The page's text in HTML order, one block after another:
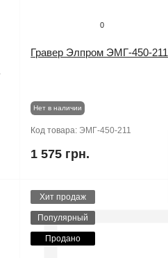
0
Гравер Элпром ЭМГ-450-211
Нет в наличии
Код товара: ЭМГ-450-211
1 575 грн.
Хит продаж
Популярный
Продано